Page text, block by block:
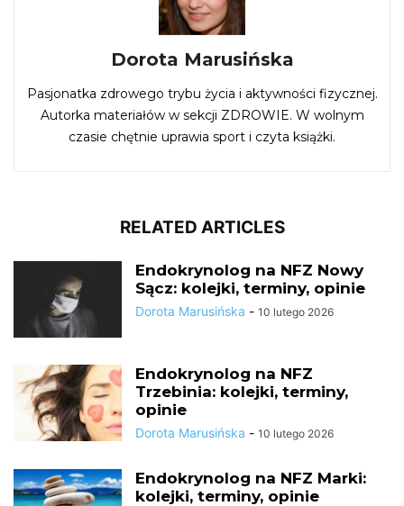
Dorota Marusińska
Pasjonatka zdrowego trybu życia i aktywności fizycznej.
Autorka materiałów w sekcji ZDROWIE. W wolnym
czasie chętnie uprawia sport i czyta książki.
RELATED ARTICLES
Endokrynolog na NFZ Nowy
Sącz: kolejki, terminy, opinie
Dorota Marusińska - 10 lutego 2026
Endokrynolog na NFZ
Trzebinia: kolejki, terminy,
opinie
Dorota Marusińska - 10 lutego 2026
Endokrynolog na NFZ Marki:
kolejki, terminy, opinie